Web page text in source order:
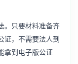
。只要材料准备齐
证，不需要法人到
拿到电子版公证